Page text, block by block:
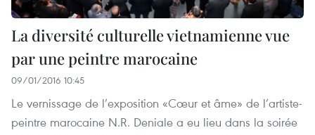
La diversité culturelle vietnamienne vue
par une peintre marocaine
09/01/2016 10:45
Le vernissage de l’exposition «Cœur et âme» de l’artiste-
peintre marocaine N.R. Deniale a eu lieu dans la soirée